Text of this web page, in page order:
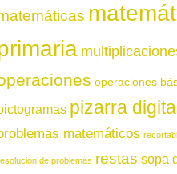
operaciones
pizarra
matemáticos
de problemas restas sopa